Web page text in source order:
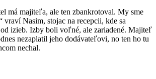
má majiteľa, ale ten zbankrotoval. My sme
Nasim, stojac na recepcii, kde sa
izieb. Izby boli voľné, ale zariadené. Majiteľ
nezaplatil jeho dodávateľovi, no ten ho tu
nechal.